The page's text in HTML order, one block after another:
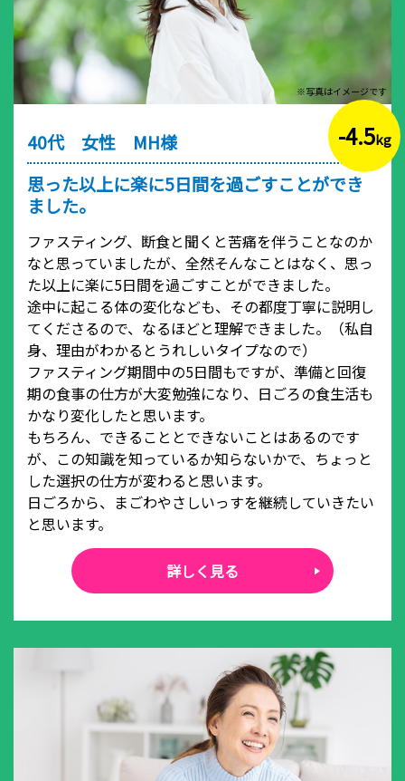
※写真はイメージです
-4.5kg
40代 女性 MH様
思った以上に楽に5日間を過ごすことができ
ました。
ファスティング、断食と聞くと苦痛を伴うことなのか
なと思っていましたが、全然そんなことはなく、思っ
た以上に楽に5日間を過ごすことができました。
途中に起こる体の変化なども、その都度丁寧に説明し
てくださるので、なるほどと理解できました。（私自
身、理由がわかるとうれしいタイプなので）
ファスティング期間中の5日間もですが、準備と回復
期の食事の仕方が大変勉強になり、日ごろの食生活も
かなり変化したと思います。
もちろん、できることとできないことはあるのです
が、この知識を知っているか知らないかで、ちょっと
した選択の仕方が変わると思います。
日ごろから、まごわやさしいっすを継続していきたい
と思います。
詳しく見る